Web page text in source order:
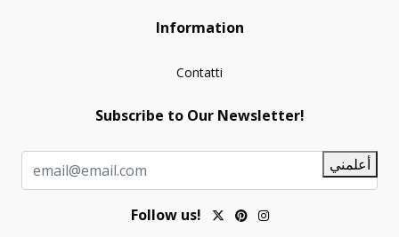
Information
Contatti
Subscribe to Our Newsletter!
أعلمني
Follow us!